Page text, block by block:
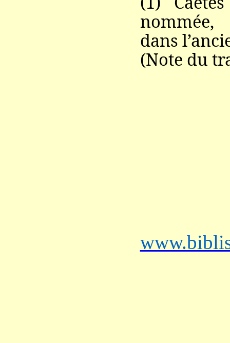
nommée,
dans
(Note du